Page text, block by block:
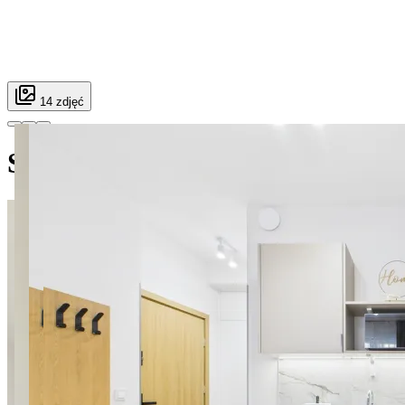
14 zdjęć
SuperApart Marywilska 52